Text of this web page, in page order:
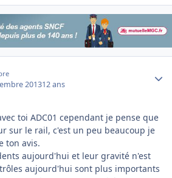
201312 ans
toi ADC01 cependant je pense que
sur le rail, c'est un peu beaucoup je
ton avis.
aujourd'hui et leur gravité n'est
aujourd'hui sont plus importants